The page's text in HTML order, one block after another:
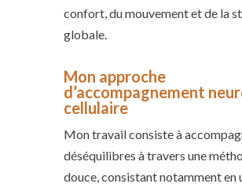
confort, du mouvement et de la
globale.
Mon approche
d’accompagnement
cellulaire
Mon travail consiste à
déséquilibres à travers une
douce, consistant notamment en